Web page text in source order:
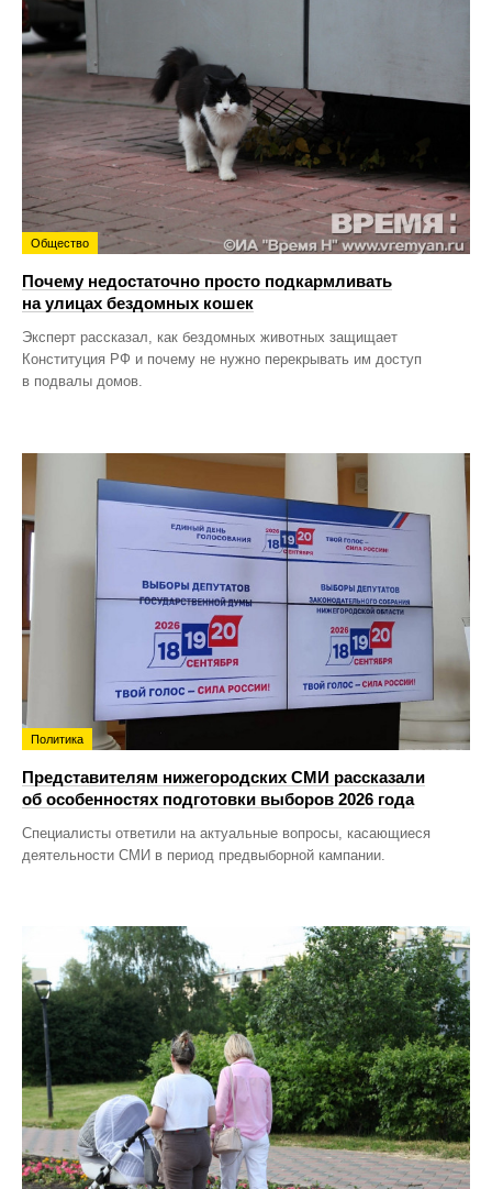
Общество
Почему недостаточно просто подкармливать
на улицах бездомных кошек
Эксперт рассказал, как бездомных животных защищает
Конституция РФ и почему не нужно перекрывать им доступ
в подвалы домов.
Политика
Представителям нижегородских СМИ рассказали
об особенностях подготовки выборов 2026 года
Специалисты ответили на актуальные вопросы, касающиеся
деятельности СМИ в период предвыборной кампании.